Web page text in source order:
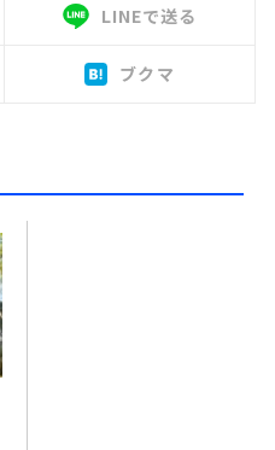
LINEで送る
ブクマ